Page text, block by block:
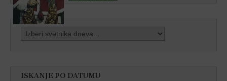
ISKANJE PO DATUMU